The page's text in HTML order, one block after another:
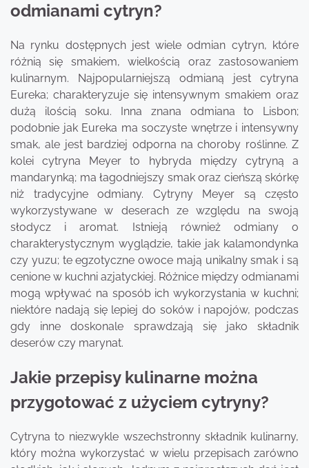
odmianami cytryn?
Na rynku dostępnych jest wiele odmian cytryn, które
różnią się smakiem, wielkością oraz zastosowaniem
kulinarnym. Najpopularniejszą odmianą jest cytryna
Eureka; charakteryzuje się intensywnym smakiem oraz
dużą ilością soku. Inna znana odmiana to Lisbon;
podobnie jak Eureka ma soczyste wnętrze i intensywny
smak, ale jest bardziej odporna na choroby roślinne. Z
kolei cytryna Meyer to hybryda między cytryną a
mandarynką; ma łagodniejszy smak oraz cieńszą skórkę
niż tradycyjne odmiany. Cytryny Meyer są często
wykorzystywane w deserach ze względu na swoją
słodycz i aromat. Istnieją również odmiany o
charakterystycznym wyglądzie, takie jak kalamondynka
czy yuzu; te egzotyczne owoce mają unikalny smak i są
cenione w kuchni azjatyckiej. Różnice między odmianami
mogą wpływać na sposób ich wykorzystania w kuchni;
niektóre nadają się lepiej do soków i napojów, podczas
gdy inne doskonale sprawdzają się jako składnik
deserów czy marynat.
Jakie przepisy kulinarne można
przygotować z użyciem cytryny?
Cytryna to niezwykle wszechstronny składnik kulinarny,
który można wykorzystać w wielu przepisach zarówno